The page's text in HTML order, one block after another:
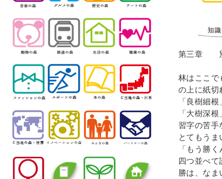
第三章　
林はここで
の上に紙切
「良樹細根
「大樹深根
習字の苦
とてもう
「もう勝
四つ並べ
勝は、なま